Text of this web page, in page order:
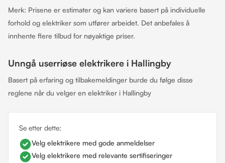
Merk: Prisene er estimater og kan variere basert på individuelle
forhold og elektriker som utfører arbeidet. Det anbefales å
innhente flere tilbud for nøyaktige priser.
Unngå userriøse elektrikere i Hallingby
Basert på erfaring og tilbakemeldinger burde du følge disse
reglene når du velger en elektriker i Hallingby
Se etter dette:
Velg elektrikere med gode anmeldelser
Velg elektrikere med relevante sertifiseringer